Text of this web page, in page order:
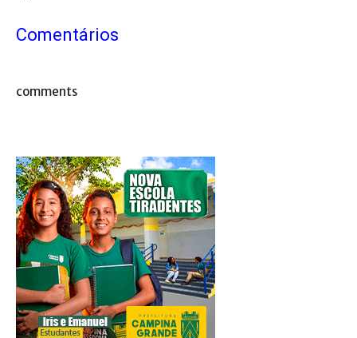
Comentários
comments